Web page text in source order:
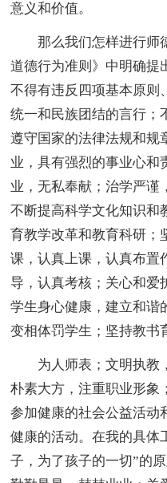
意义和价值。
那么我们怎样进行师
道德行为准则》中明确提
不得有违反四项基本原则
统一和民族团结的言行；
遵守国家的法律法规和规
业，具有强烈的事业心和
业，无私奉献；治学严谨
不断提高科学文化知识和
育教学改革和教育科研；
课，认真上课，认真布置
导，认真考核；关心和爱
学生身心健康，建立和谐
变相体罚学生；坚持教书
为人师表；文明执教，
朴素大方，注重职业形象
参加健康的社会公益活动
健康的活动。在我的具体
子，为了孩子的一切”的